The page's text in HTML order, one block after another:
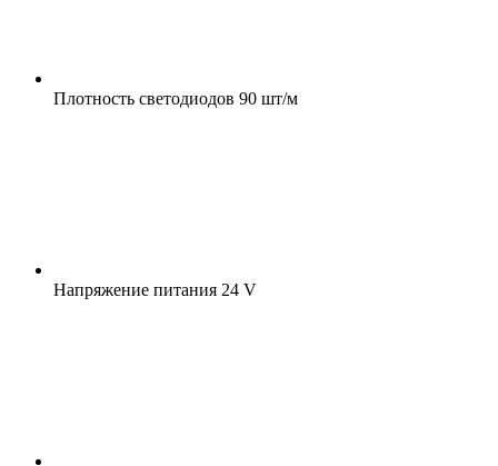
Плотность светодиодов 90 шт/м
Напряжение питания 24 V